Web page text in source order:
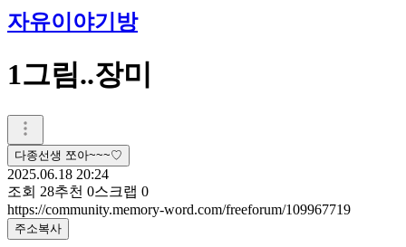
자유이야기방
1그림..장미
다종선생 쪼아~~~♡
2025.06.18 20:24
조회 28추천 0스크랩 0
https://community.memory-word.com/freeforum/109967719
주소복사